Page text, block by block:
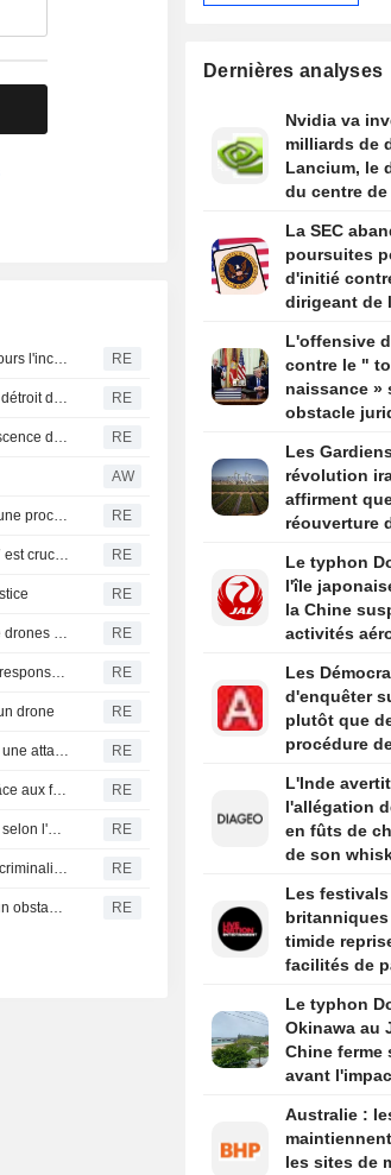
Allemagne-Des drones repérés au-dessus d'une base militaire deux jours l'incident de Leipzig RE
Les Gardiens de la révolution iraniens affirment que la réouverture du détroit d'Ormuz ne dépend pas des discussions avec Oman RE
La Turquie restreint le trafic maritime en mer Noire après une recrudescence des attaques, selon Bloomberg News RE
AW
Les Démocrates prévoient d'enquêter sur Trump plutôt que de lancer une procédure de destitution s'ils remportent la Chambre, selon des sources RE
La capacité de la Roumanie à réduire son déficit budgétaire d'ici 2027 est cruciale pour sa notation, selon Moody's RE
RE
Incendie maîtrisé à la raffinerie d'Ilsky en Russie après une attaque de drones ukrainiens RE
Trois personnes tuées lors de frappes russes dans la région de Kyiv - responsable RE
drone RE
Russie : incendie dans une raffinerie de la région de Krasnodar après une attaque de drones ukrainiens RE
Les festivals de musique britanniques amorcent une timide reprise grâce aux facilités de paiement et au haut de gamme RE
Un séisme de magnitude 5,5 frappe la région de Skwentna en Alaska, selon l'USGS RE
Le nouveau président colombien promet une lutte acharnée contre la criminalité et l'austérité budgétaire lors de son discours d'investiture RE
L'offensive de Trump contre le " tourisme de naissance » se heurte à un obstacle juridique après un arrêt de la Cour suprême RE
Dernières analyses
Nvidia va
milliards de
Lancium, le
du centre
Information
La SEC
poursuites
d'initié
dirigeant de
L'offensive
contre le "
naissance »
obstacle
suprême
Les
révolution
affirment
réouverture
des
Oman
Le typhon
l'île
la Chine
activités
Les
d'enquêter
plutôt que
procédure
Chambre,
sources
L'Inde
l'allégation
en fûts de
de son
Les
timide
facilités de
Le typhon
Okinawa au
Chine ferme
avant
Australie :
les sites de